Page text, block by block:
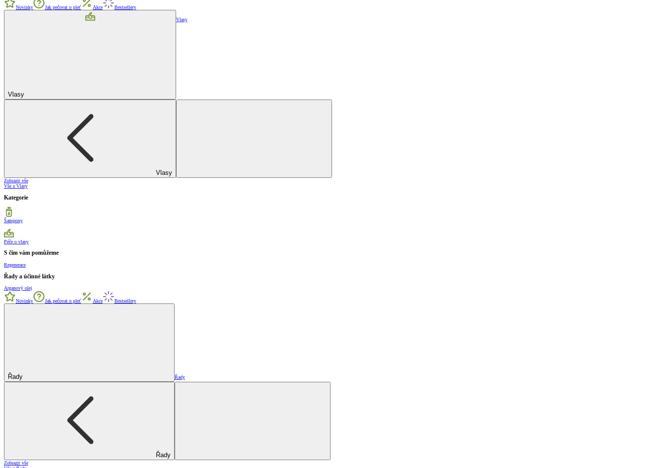
Novinky Jak pečovat o pleť Akce Bestsellery
Vlasy
Vlasy
Vlasy
Zobrazit vše
Vše z Vlasy
Kategorie
Šampony
Péče o vlasy
S čím vám pomůžeme
Regenerace
Řady a účinné látky
Arganový olej
Novinky Jak pečovat o pleť Akce Bestsellery
Řady Řady
Řady
Zobrazit vše